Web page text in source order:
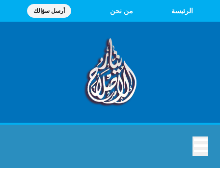
الرئيسة من نحن أرسل سؤالك